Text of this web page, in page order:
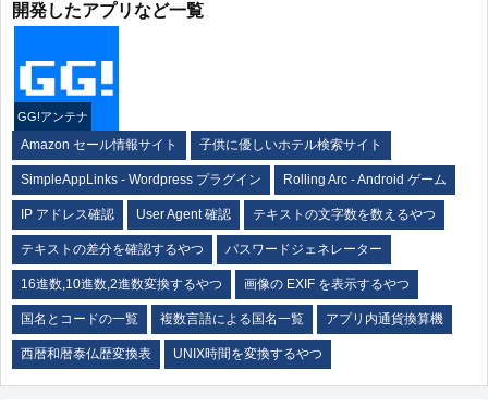
開発したアプリなど一覧
GG!アンテナ
Amazon セール情報サイト 子供に優しいホテル検索サイト
SimpleAppLinks - Wordpress プラグイン Rolling Arc - Android ゲーム
IP アドレス確認 User Agent 確認 テキストの文字数を数えるやつ
テキストの差分を確認するやつ パスワードジェネレーター
16進数,10進数,2進数変換するやつ 画像の EXIF を表示するやつ
国名とコードの一覧 複数言語による国名一覧 アプリ内通貨換算機
西暦和暦泰仏歴変換表 UNIX時間を変換するやつ